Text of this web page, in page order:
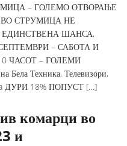
– ГОЛЕМО ОТВОРАЊЕ
ВО СТРУМИЦА НЕ
ЕДИНСТВЕНА ШАНСА,
– САБОТА И
ЧАСОТ – ГОЛЕМИ
Техника, Телевизори,
a ДУРИ 18% ПОПУСТ […]
комарци во
и